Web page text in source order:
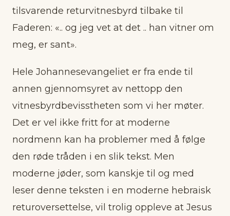
tilsvarende returvitnesbyrd tilbake til
Faderen: «.. og jeg vet at det .. han vitner om
meg, er sant».
Hele Johannesevangeliet er fra ende til
annen gjennomsyret av nettopp den
vitnesbyrdbevisstheten som vi her møter.
Det er vel ikke fritt for at moderne
nordmenn kan ha problemer med å følge
den røde tråden i en slik tekst. Men
moderne jøder, som kanskje til og med
leser denne teksten i en moderne hebraisk
returoversettelse, vil trolig oppleve at Jesus